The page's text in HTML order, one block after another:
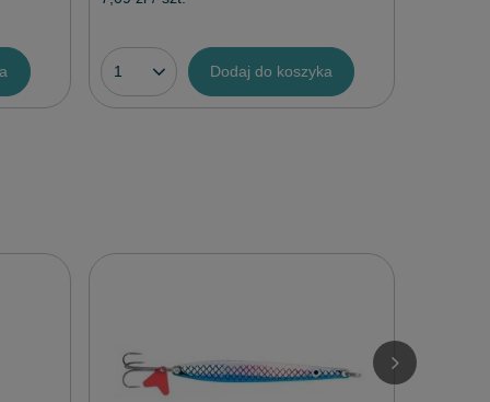
Dodaj do koszyka